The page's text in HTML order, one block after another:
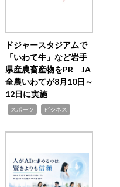
ドジャースタジアムで
「いわて牛」など岩手
県産農畜産物をPR JA
全農いわてが8月10日～
12日に実施
スポーツ ビジネス